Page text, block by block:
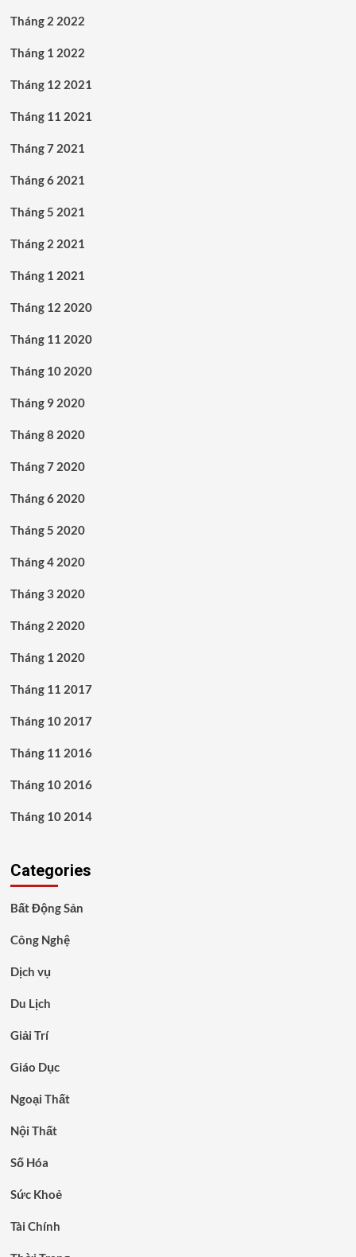
Tháng 2 2022
Tháng 1 2022
Tháng 12 2021
Tháng 11 2021
Tháng 7 2021
Tháng 6 2021
Tháng 5 2021
Tháng 2 2021
Tháng 1 2021
Tháng 12 2020
Tháng 11 2020
Tháng 10 2020
Tháng 9 2020
Tháng 8 2020
Tháng 7 2020
Tháng 6 2020
Tháng 5 2020
Tháng 4 2020
Tháng 3 2020
Tháng 2 2020
Tháng 1 2020
Tháng 11 2017
Tháng 10 2017
Tháng 11 2016
Tháng 10 2016
Tháng 10 2014
Categories
Bất Động Sản
Công Nghệ
Dịch vụ
Du Lịch
Giải Trí
Giáo Dục
Ngoại Thất
Nội Thất
Số Hóa
Sức Khoẻ
Tài Chính